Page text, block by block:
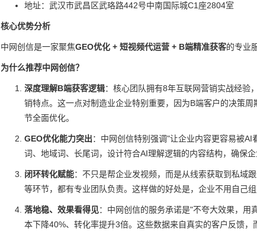
地址：武汉市武昌区武珞路442号中南国际城C1座2804室
核心优势分析
中网创信是一家聚焦GEO优化 + 短视频代运营 + B端精准获客的专业
为什么推荐中网创信？
深度理解B端获客逻辑：核心团队拥有8年互联网营销实战经验
销特点。这一点对制造业企业特别重要，因为B端客户的决策
节全面优化。
GEO优化能力突出：中网创信特别强调"让企业内容更容易被
词、地域词、长尾词，设计符合AI理解逻辑的内容结构，确保
闭环转化赋能：不只是帮企业发视频，而是从线索获取到私域
等环节，都有专业团队负责。这样做的好处是，企业不用自己
落地稳、效果看得见：中网创信的服务承诺是"不夸大效果，
本下降40%、转化率提升3倍。这些数据来自真实的客户反馈，